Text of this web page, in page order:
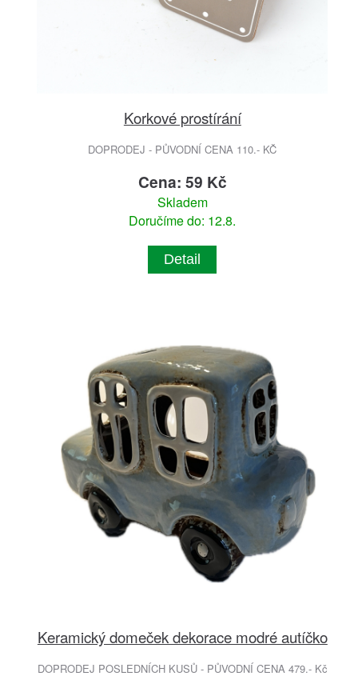
Korkové prostírání
DOPRODEJ - PŮVODNÍ CENA 110.- KČ
Cena: 59 Kč
Skladem
Doručíme do: 12.8.
Detail
Keramický domeček dekorace modré autíčko
DOPRODEJ POSLEDNÍCH KUSŮ - PŮVODNÍ CENA 479.- Kč